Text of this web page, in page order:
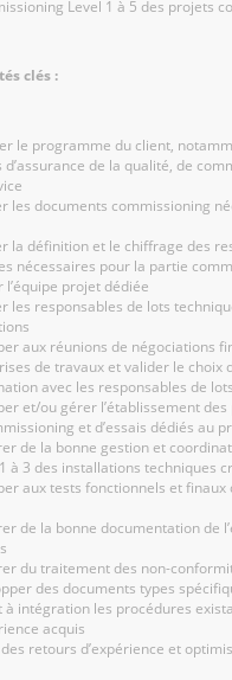
Level 1 à 5 des projets
clés :
le programme du client,
de la qualité, de
les documents commissioning
la définition et le chiffrage des
nécessaires pour la partie
l’équipe projet dédiée
les responsables de lots
aux réunions de négociations
de travaux et valider le choix
avec les responsables de lots
et/ou gérer l’établissement
et d’essais dédiés au
de la bonne gestion et
à 3 des installations techniques
aux tests fonctionnels et finaux
de la bonne documentation de
du traitement des non-
des documents types
à intégration les procédures
acquis
retours d’expérience et